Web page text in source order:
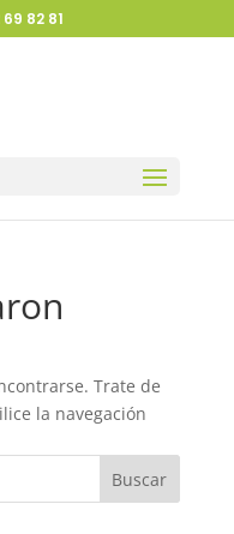
82 81
Trate de
la navegación